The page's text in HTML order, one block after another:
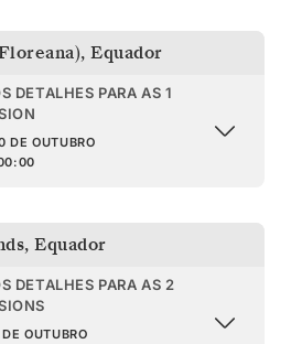
, Equador
DETALHES PARA AS 1
DE OUTUBRO
, Equador
DETALHES PARA AS 2
OUTUBRO